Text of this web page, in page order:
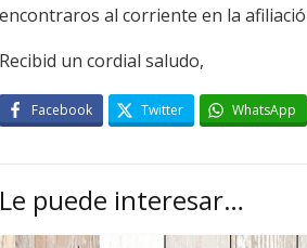
encontraros al corriente en la
Recibid un cordial saludo,
Facebook Twitter WhatsApp
Le puede interesar…